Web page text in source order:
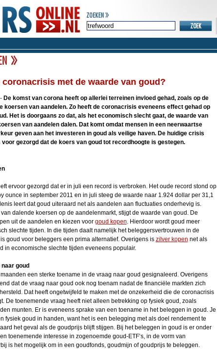
coronacrisis met de waarde van goud?
De komst van corona heeft op allerlei terreinen invloed gehad, zoals op de
koersen van aandelen. Zo heeft de coronacrisis eveneens effect gehad op
Het is doorgaans zo dat, als het economisch slecht gaat, de waarde van
van aandelen dalen. Dat komt omdat mensen in een neerwaartse
geven aan het investeren in goud als veilige haven. De huidige crisis
voor gezorgd dat de koers van goud tot recordhoogte is gestegen.
ervoor gezorgd dat er in juli een record is verbroken. Het oude record stond op
ounce in september 2011 en in juli steeg de waarde naar 1.924 dollar per 31,1
leert dat goud uiteraard net als aandelen aan fluctuaties onderhevig is.
van dalende koersen op de aandelenmarkt, stijgt de waarde van goud. De
uit de aandelen en kiezen voor goud kopen. Hierdoor wordt goud meer
slechte tijden. In die tijden daalt namelijk het beleggersvertrouwen in de
goud voor beleggers een prima alternatief. Overigens is zilver kopen net als
in economische slechte tijden eveneens populair.
goud
een sterke toename in de vraag naar goud gesignaleerd. Overigens
dat de vraag naar goud ook nog toenam nadat de financiële markten zich
Dat heeft ongetwijfeld te maken met de onzekerheid die de coronacrisis
De toenemende vraag heeft niet alleen betrekking op fysiek goud, zoals
munten. Er is eveneens sprake van een toename in het beleggen in goud. Je
fysiek goud in handen, want het is een belegging met als doel rendement te
het geval als de goudprijs blijft stijgen. Bij het beleggen in goud is er onder
toenemende interesse in zogenoemde goud-ETF’s, in de vorm van
is het mogelijk om in een goudfonds, goudmijn of goudprijs te beleggen.